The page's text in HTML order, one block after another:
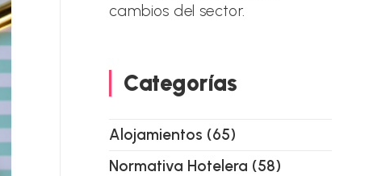
cambios del sector.
Categorías
Alojamientos (65)
Normativa Hotelera (58)